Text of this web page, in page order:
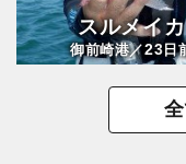
スルメイカ
御前崎港／23日